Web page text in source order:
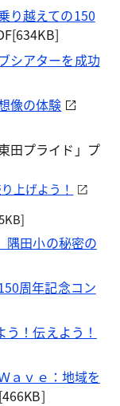
り越えての150
シアターを成功
像の体験
田プライド」プ
上げよう！
田小の秘密の
周年記念コン
！伝えよう！
ａｖｅ：地域を